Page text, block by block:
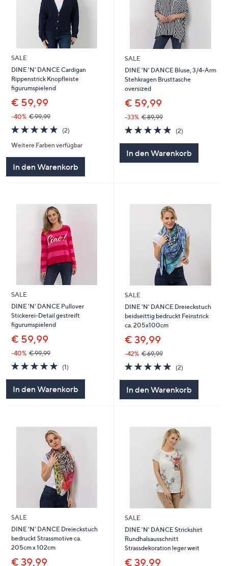
SALE
DINE 'N' DANCE Cardigan
Rippenstrick Knopfleiste
figurumspielend
€ 59,99
-40% € 99,99
5.0
von
5
(2)2
Weitere Farben verfügbar
In den Warenkorb
SALE
DINE 'N' DANCE Bluse, 3/4-Arm
Stehkragen Brusttasche
oversized
€ 59,99
-33% € 89,99
5.0
von
(2)2
In den Warenkorb
SALE
DINE 'N' DANCE Pullover
Stickerei-Detail gestreift
figurumspielend
€ 59,99
-40% € 99,99
5.0
von
(1)1
In den Warenkorb
SALE
DINE 'N' DANCE Dreieckstuch
beidseittig bedruckt Feinstrick
ca. 205x100cm
€ 39,99
-42% € 69,99
5.0
von
(2)2
In den Warenkorb
SALE
DINE 'N' DANCE Dreieckstuch
bedruckt Strassmotive ca.
205cm x 102cm
€ 39,99
SALE
DINE 'N' DANCE Strickshirt
Rundhalsausschnitt
Strassdekoration leger weit
€ 39,99